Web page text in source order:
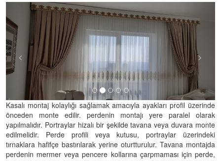
Previous
Kasalı montaj kolaylığı sağlamak amacıyla ayakları profil üzerinde
önceden monte edilir. perdenin montajı yere paralel olarak
yapılmalıdır. Portraylar hizalı bir şekilde tavana veya duvara monte
edilmelidir. Perde profili veya kutusu, portraylar üzerindeki
tırnaklara hafifçe bastırılarak yerine oturtturulur. Tavana montajda
perdenin mermer veya pencere kollarına çarpmaması için perde,